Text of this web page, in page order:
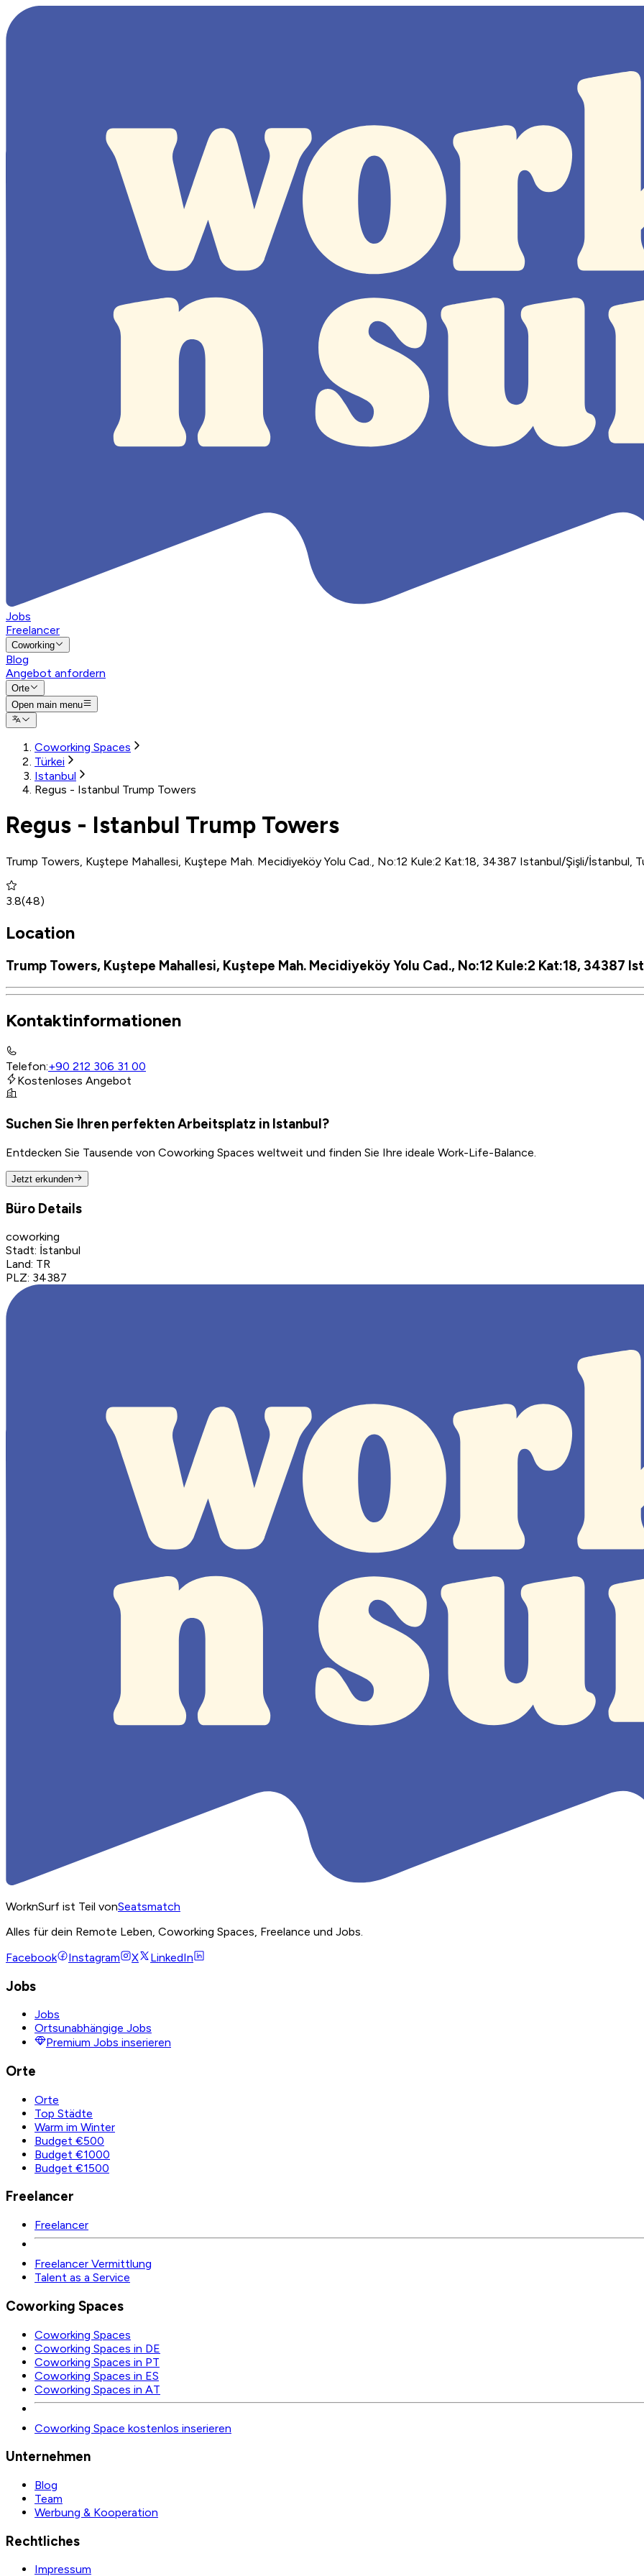
Jobs
Freelancer
Coworking
Blog
Angebot anfordern
Orte
Open main menu
Coworking Spaces
Türkei
Istanbul
Regus - Istanbul Trump Towers
Regus - Istanbul Trump Towers
Trump Towers, Kuştepe Mahallesi, Kuştepe Mah. Mecidiyeköy Yolu Cad., No:12 Kule:2 Kat:18, 34387 Istanbul/Şişli/İstanbul,
3.8(48)
Location
Trump Towers, Kuştepe Mahallesi, Kuştepe Mah. Mecidiyeköy Yolu Cad., No:12 Kule:2 Kat:18, 34387
Kontaktinformationen
Telefon:+90 212 306 31 00
Kostenloses Angebot
Suchen Sie Ihren perfekten Arbeitsplatz in Istanbul?
Entdecken Sie Tausende von Coworking Spaces weltweit und finden Sie Ihre ideale Work-Life-Balance.
Jetzt erkunden
Büro Details
coworking
Stadt: İstanbul
Land: TR
PLZ: 34387
WorknSurf ist Teil vonSeatsmatch
Alles für dein Remote Leben, Coworking Spaces, Freelance und Jobs.
Facebook
Instagram X LinkedIn
Jobs
Jobs
Ortsunabhängige Jobs
Premium Jobs inserieren
Orte
Orte
Top Städte
Warm im Winter
Budget €500
Budget €1000
Budget €1500
Freelancer
Freelancer
Freelancer Vermittlung
Talent as a Service
Coworking Spaces
Coworking Spaces
Coworking Spaces in DE
Coworking Spaces in PT
Coworking Spaces in ES
Coworking Spaces in AT
Coworking Space kostenlos inserieren
Unternehmen
Blog
Team
Werbung & Kooperation
Rechtliches
Impressum